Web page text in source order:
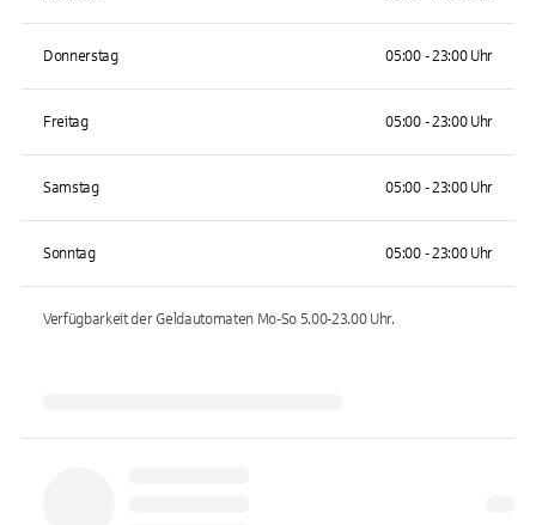
Donnerstag 05:00 - 23:00 Uhr
Freitag 05:00 - 23:00 Uhr
Samstag 05:00 - 23:00 Uhr
Sonntag 05:00 - 23:00 Uhr
Verfügbarkeit der Geldautomaten Mo-So 5.00-23.00Uhr.